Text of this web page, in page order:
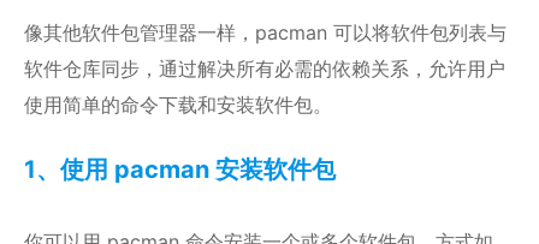
像其他软件包管理器一样，pacman 可以将软件包列表与
软件仓库同步，通过解决所有必需的依赖关系，允许用户
使用简单的命令下载和安装软件包。
1、使用 pacman 安装软件包